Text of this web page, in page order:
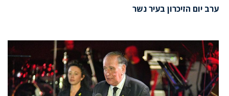
ערב יום הזיכרון בעיר נשר